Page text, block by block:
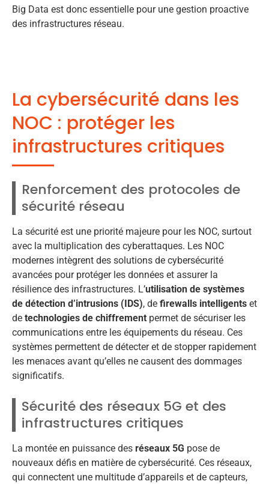
Big Data est donc essentielle pour une gestion proactive
des infrastructures réseau.
La cybersécurité dans les
NOC : protéger les
infrastructures critiques
Renforcement des protocoles de
sécurité réseau
La sécurité est une priorité majeure pour les NOC, surtout
avec la multiplication des cyberattaques. Les NOC
modernes intègrent des solutions de cybersécurité
avancées pour protéger les données et assurer la
résilience des infrastructures. L’utilisation de systèmes
de détection d’intrusions (IDS), de firewalls intelligents et
de technologies de chiffrement permet de sécuriser les
communications entre les équipements du réseau. Ces
systèmes permettent de détecter et de stopper rapidement
les menaces avant qu’elles ne causent des dommages
significatifs.
Sécurité des réseaux 5G et des
infrastructures critiques
La montée en puissance des réseaux 5G pose de
nouveaux défis en matière de cybersécurité. Ces réseaux,
qui connectent une multitude d’appareils et de capteurs,